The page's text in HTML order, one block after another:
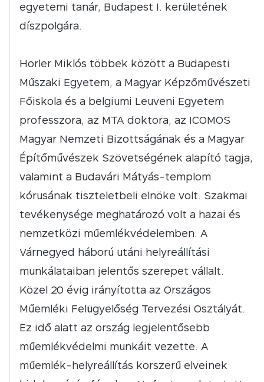
egyetemi tanár, Budapest I. kerületének
díszpolgára.
Horler Miklós többek között a Budapesti
Műszaki Egyetem, a Magyar Képzőművészeti
Főiskola és a belgiumi Leuveni Egyetem
professzora, az MTA doktora, az ICOMOS
Magyar Nemzeti Bizottságának és a Magyar
Építőművészek Szövetségének alapító tagja,
valamint a Budavári Mátyás-templom
kórusának tiszteletbeli elnöke volt. Szakmai
tevékenysége meghatározó volt a hazai és
nemzetközi műemlékvédelemben. A
Várnegyed háború utáni helyreállítási
munkálataiban jelentős szerepet vállalt.
Közel 20 évig irányította az Országos
Műemléki Felügyelőség Tervezési Osztályát.
Ez idő alatt az ország legjelentősebb
műemlékvédelmi munkáit vezette. A
műemlék-helyreállítás korszerű elveinek